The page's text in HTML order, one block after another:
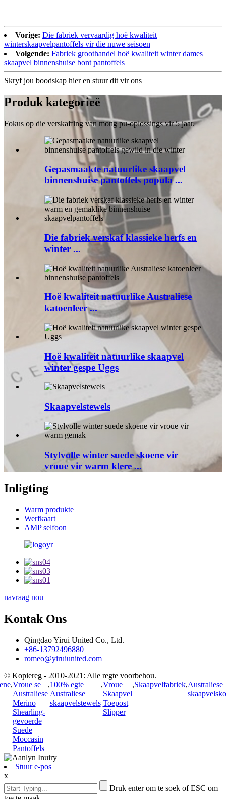
Vorige: Die fabriek vervaardig hoë kwaliteit
winterskaapvelpantoffels vir die nuwe seisoen
Volgende: Fabriek groothandel hoë kwaliteit winter dames
skaapvel binnenshuise bont pantoffels
Skryf jou boodskap hier en stuur dit vir ons
Produk kategorieë
Fokus op die verskaffing van mong pu-oplossings vir 5 jaar.
Gepasmaakte natuurlike skaapvel
binnenshuise pantoffels popula ...
Die fabriek verskaf klassieke herfs en
winter ...
Hoë kwaliteit natuurlike Australiese
katoenleer ...
Hoë kwaliteit natuurlike skaapvel
winter gespe Uggs
Skaapvelstewels
Stylvolle winter suede skoene vir
vroue vir warm klere ...
Inligting
Warm produkte
Werfkaart
AMP selfoon
navraag nou
Kontak Ons
Qingdao Yirui United Co., Ltd.
+86-13792496880
romeo@yiruiunited.com
© Kopiereg - 2010-2021: Alle regte voorbehou.
,Vroue se
Australiese
Merino
Shearling-
gevoerde
Suede
Moccasin
Pantoffels
,100% egte
Australiese
skaapvelstewels
,Vroue
Skaapvel
Toepost
Slipper
,Skaapvelfabriek,Australiese
Stuur e-pos
x
Druk enter om te soek of ESC om